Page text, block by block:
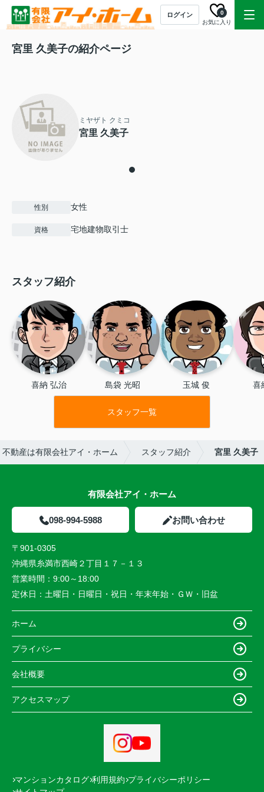
ログイン
お気に入り
0
宮里 久美子の紹介ページ
ミヤザト クミコ
宮里 久美子
性別 女性
資格 宅地建物取引士
スタッフ紹介
喜納 弘治 島袋 光昭 玉城 俊 喜
スタッフ一覧
動産は有限会社アイ・ホーム スタッフ紹介 宮里 久美子
有限会社アイ・ホーム
098-994-5988 お問い合わせ
〒901-0305
沖縄県糸満市西崎２丁目１７－１３
営業時間： 9:00～18:00
定休日： 土曜日・日曜日・祝日・年末年始・ＧＷ・旧盆
ホーム
プライバシー
会社概要
アクセスマップ
マンションカタログ 利用規約 プライバシーポリシー